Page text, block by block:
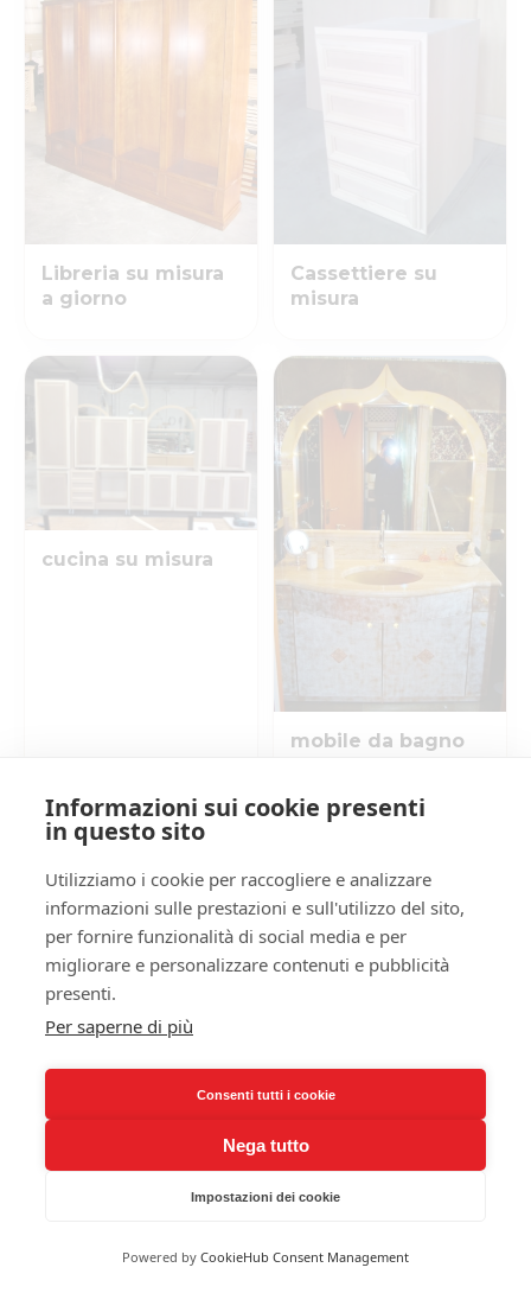
Libreria su misura
a giorno
Cassettiere su
misura
cucina su misura
mobile da bagno
mobile da bagno
copritermo
Informazioni sui cookie presenti
in questo sito
Utilizziamo i cookie per raccogliere e analizzare
informazioni sulle prestazioni e sull'utilizzo del sito,
per fornire funzionalità di social media e per
migliorare e personalizzare contenuti e pubblicità
presenti.
Per saperne di più
Consenti tutti i cookie
Nega tutto
Impostazioni dei cookie
Powered by CookieHub Consent Management